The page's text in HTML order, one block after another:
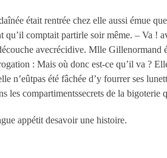
était rentrée chez elle aussi émue
qu’il comptait partirle soir même. – Va !
avecrécidive. Mlle Gillenormand
: Mais où donc est-ce qu’il va ?
n’eûtpas été fâchée d’y fourrer ses
les compartimentssecrets de la bigoterie
appétit desavoir une histoire.